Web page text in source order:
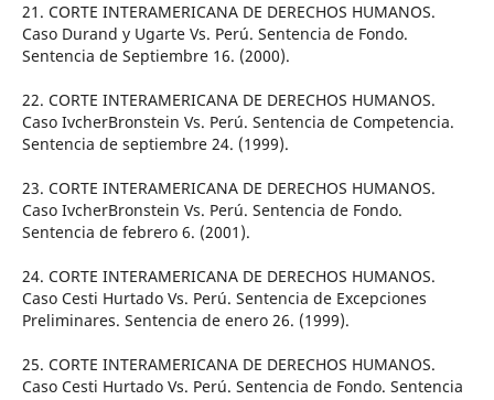
21. CORTE INTERAMERICANA DE DERECHOS HUMANOS.
Caso Durand y Ugarte Vs. Perú. Sentencia de Fondo.
Sentencia de Septiembre 16. (2000).
22. CORTE INTERAMERICANA DE DERECHOS HUMANOS.
Caso IvcherBronstein Vs. Perú. Sentencia de Competencia.
Sentencia de septiembre 24. (1999).
23. CORTE INTERAMERICANA DE DERECHOS HUMANOS.
Caso IvcherBronstein Vs. Perú. Sentencia de Fondo.
Sentencia de febrero 6. (2001).
24. CORTE INTERAMERICANA DE DERECHOS HUMANOS.
Caso Cesti Hurtado Vs. Perú. Sentencia de Excepciones
Preliminares. Sentencia de enero 26. (1999).
25. CORTE INTERAMERICANA DE DERECHOS HUMANOS.
Caso Cesti Hurtado Vs. Perú. Sentencia de Fondo. Sentencia